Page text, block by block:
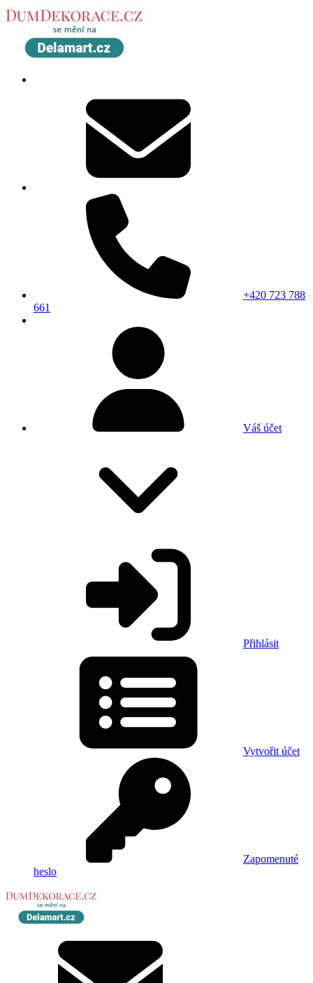
+420 723 788
661
Váš účet
Přihlásit
Vytvořit účet
Zapomenuté
heslo